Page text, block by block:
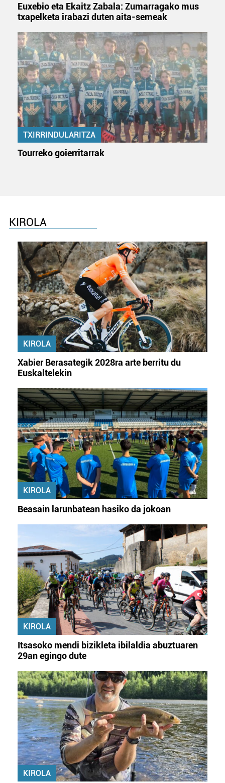
Euxebio eta Ekaitz Zabala: Zumarragako mus
txapelketa irabazi duten aita-semeak
TXIRRINDULARITZA
Tourreko goierritarrak
KIROLA
KIROLA
Xabier Berasategik 2028ra arte berritu du
Euskaltelekin
KIROLA
Beasain larunbatean hasiko da jokoan
KIROLA
Itsasoko mendi bizikleta ibilaldia abuztuaren
29an egingo dute
KIROLA